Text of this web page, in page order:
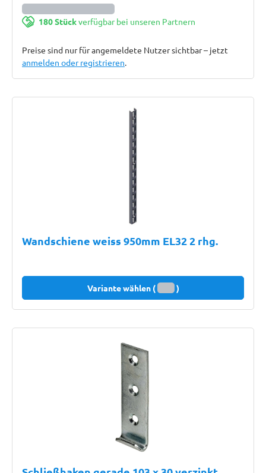
180 Stückverfügbar bei unseren Partnern
Preise sind nur für angemeldete Nutzer sichtbar – jetzt
anmelden oder registrieren.
Wandschiene weiss 950mm EL32 2 rhg.
Variante wählen ( )